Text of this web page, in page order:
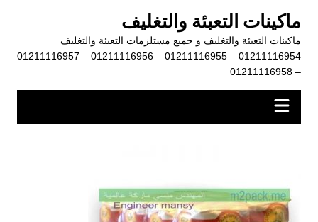
المحتوى
ماكينات التعبئة والتغليف
ماكينات التعبئة والتغليف و جميع مستلزمات التعبئة والتغليف
01211116954 – 01211116955 – 01211116956 – 01211116957
– 01211116958